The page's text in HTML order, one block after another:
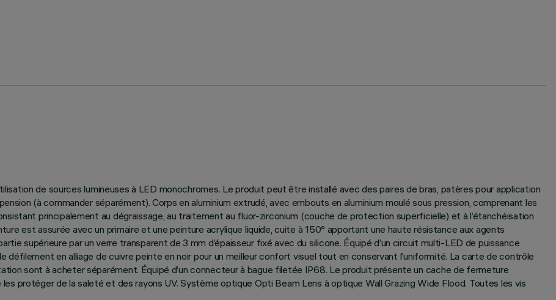
de sources lumineuses à LED monochromes. Le produit peut être installé avec des paires de bras, patères pour application
(à commander séparément). Corps en aluminium extrudé, avec embouts en aluminium moulé sous pression, comprenant les
principalement au dégraissage, au traitement au fluor-zirconium (couche de protection superficielle) et à l’étanchéisation
est assurée avec un primaire et une peinture acrylique liquide, cuite à 150° apportant une haute résistance aux agents
supérieure par un verre transparent de 3 mm d’épaisseur fixé avec du silicone. Équipé d’un circuit multi-LED de puissance
défilement en alliage de cuivre peinte en noir pour un meilleur confort visuel tout en conservant l’uniformité. La carte de contrôle
sont à acheter séparément. Équipé d’un connecteur à bague filetée IP68. Le produit présente un cache de fermeture
protéger de la saleté et des rayons UV. Système optique Opti Beam Lens à optique Wall Grazing Wide Flood. Toutes les vis